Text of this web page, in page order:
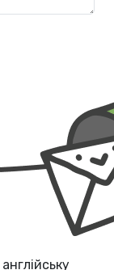
англійську